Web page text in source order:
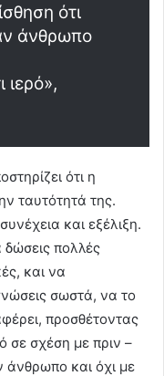
ότι
άνθρωπο
ιερό»,
ότι η
ταυτότητά της.
και εξέλιξη.
δώσεις πολλές
και να
σωστά, να το
προσθέτοντας
σε σχέση με πριν –
άνθρωπο και όχι με